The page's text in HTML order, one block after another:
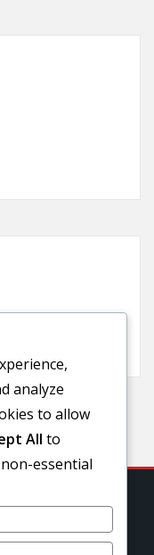
analyze
to allow
All to
essential